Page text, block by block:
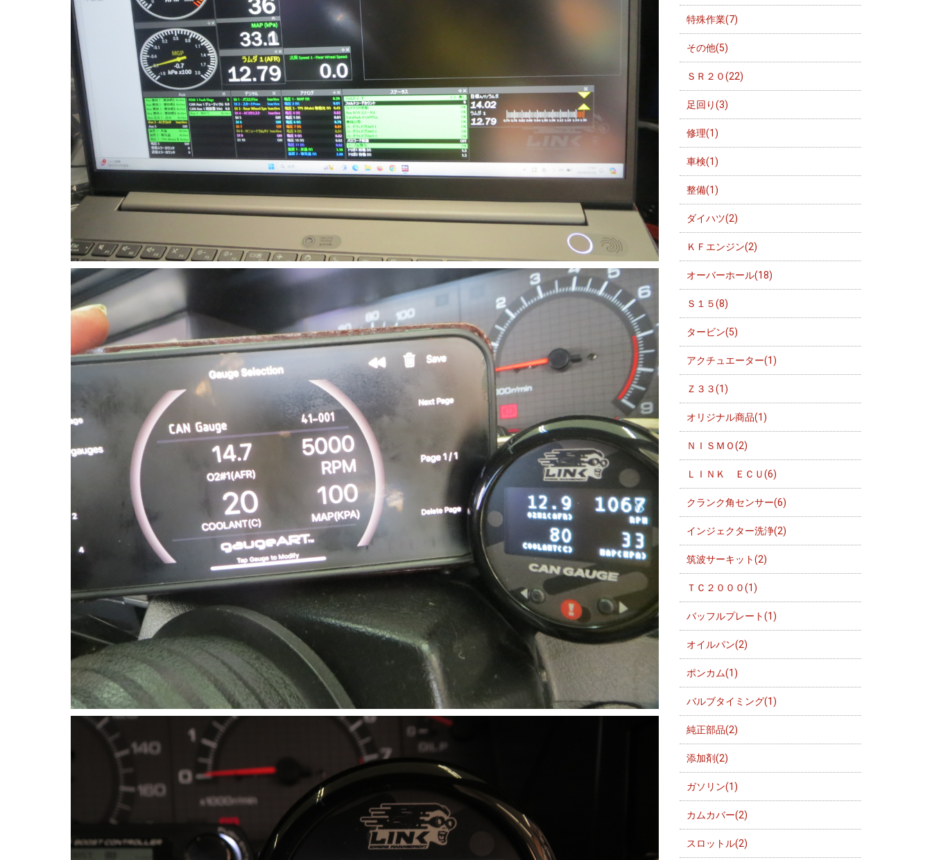
特殊作業(7)
その他(5)
ＳＲ２０(22)
足回り(3)
修理(1)
車検(1)
整備(1)
ダイハツ(2)
ＫＦエンジン(2)
オーバーホール(18)
Ｓ１５(8)
タービン(5)
アクチュエーター(1)
Ｚ３３(1)
オリジナル商品(1)
ＮＩＳＭＯ(2)
ＬＩＮＫ ＥＣＵ(6)
クランク角センサー(6)
インジェクター洗浄(2)
筑波サーキット(2)
ＴＣ２０００(1)
バッフルプレート(1)
オイルパン(2)
ポンカム(1)
バルブタイミング(1)
純正部品(2)
添加剤(2)
ガソリン(1)
カムカバー(2)
スロットル(2)